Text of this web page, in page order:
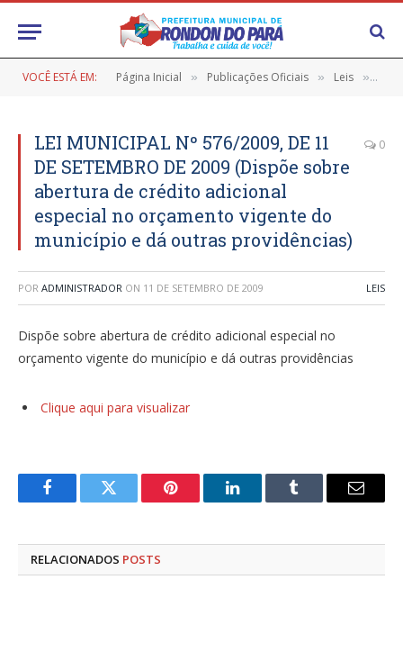
VOCÊ ESTÁ EM: Página Inicial » Publicações Oficiais » Leis »
LEI MUNICIPAL Nº 576/2009, DE 11
DE SETEMBRO DE 2009 (Dispõe sobre
abertura de crédito adicional
especial no orçamento vigente do
município e dá outras providências)
0
POR ADMINISTRADOR ON 11 DE SETEMBRO DE 2009 LEIS
Dispõe sobre abertura de crédito adicional especial no
orçamento vigente do município e dá outras providências
Clique aqui para visualizar
FacebookTwitter Pinterest LinkedInTumblr
E-
RELACIONADOS POSTS